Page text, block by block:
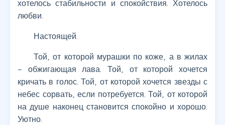
хотелось стабильности и спокойствия. Хотелось
любви.
Настоящей.
Той, от которой мурашки по коже, а в жилах
– обжигающая лава. Той, от которой хочется
кричать в голос. Той, от которой хочется звезды с
небес сорвать, если потребуется. Той, от которой
на душе наконец становится спокойно и хорошо.
Уютно.